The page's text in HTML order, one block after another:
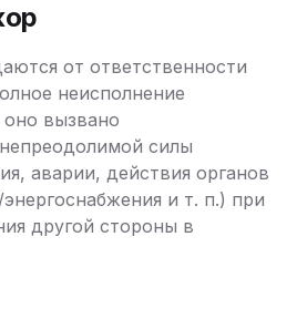
от ответственности
неисполнение
оно вызвано
силы
аварии, действия органов
и т. п.) при
другой стороны в